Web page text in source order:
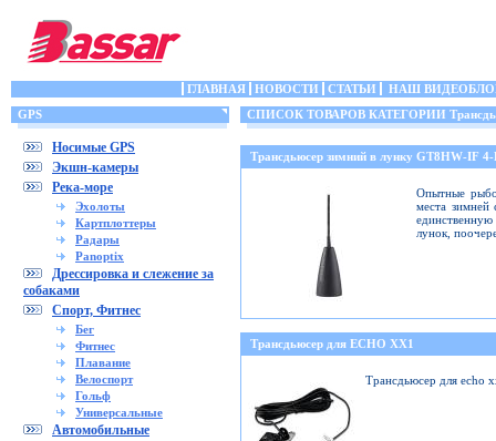
ГЛАВНАЯ НОВОСТИ СТАТЬИ
НАШ
GPS
Носимые GPS
Экшн-камеры
Река-море
Эхолоты
Картплоттеры
Радары
Panoptix
Дрессировка и слежение за
собаками
Спорт, Фитнес
Бег
Фитнес
Плавание
Велоспорт
Гольф
Универсальные
Автомобильные
СПИСОК ТОВАРОВ КАТЕГОРИИ
Трансдьюсер зимний в лунку GT8HW-IF
Опытные
места зимней
лунок,
Трансдьюсер для ECHO XX1
Трансдьюсер для echo